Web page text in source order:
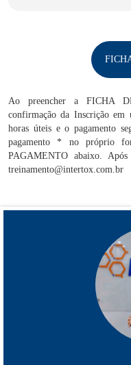
Ao preencher a FICHA
confirmação da Inscrição
horas úteis e o pagamento
pagamento * no próprio
PAGAMENTO abaixo.
treinamento@intertox.com.br